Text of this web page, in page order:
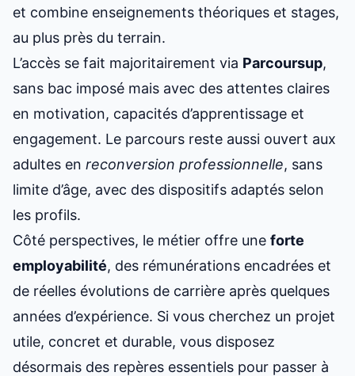
et combine enseignements théoriques et stages,
au plus près du terrain.
L’accès se fait majoritairement via Parcoursup,
sans bac imposé mais avec des attentes claires
en motivation, capacités d’apprentissage et
engagement. Le parcours reste aussi ouvert aux
adultes en reconversion professionnelle, sans
limite d’âge, avec des dispositifs adaptés selon
les profils.
Côté perspectives, le métier offre une forte
employabilité, des rémunérations encadrées et
de réelles évolutions de carrière après quelques
années d’expérience. Si vous cherchez un projet
utile, concret et durable, vous disposez
désormais des repères essentiels pour passer à